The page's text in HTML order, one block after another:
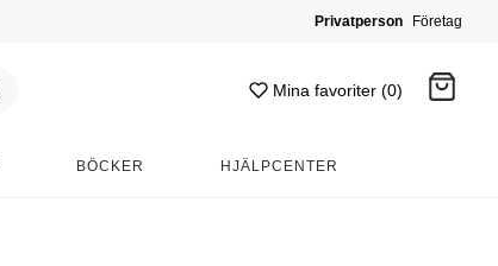
Privatperson Företag
Mina favoriter (0)
BÖCKER HJÄLPCENTER